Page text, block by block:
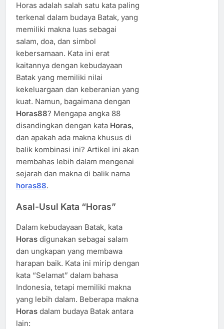
Horas adalah salah satu kata paling
terkenal dalam budaya Batak, yang
memiliki makna luas sebagai
salam, doa, dan simbol
kebersamaan. Kata ini erat
kaitannya dengan kebudayaan
Batak yang memiliki nilai
kekeluargaan dan keberanian yang
kuat. Namun, bagaimana dengan
Horas88? Mengapa angka 88
disandingkan dengan kata Horas,
dan apakah ada makna khusus di
balik kombinasi ini? Artikel ini akan
membahas lebih dalam mengenai
sejarah dan makna di balik nama
horas88.
Asal-Usul Kata “Horas”
Dalam kebudayaan Batak, kata
Horas digunakan sebagai salam
dan ungkapan yang membawa
harapan baik. Kata ini mirip dengan
kata “Selamat” dalam bahasa
Indonesia, tetapi memiliki makna
yang lebih dalam. Beberapa makna
Horas dalam budaya Batak antara
lain: